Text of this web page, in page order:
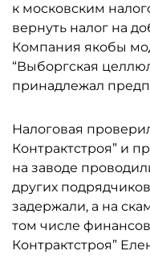
к московским
вернуть налог на
Компания якобы
“Выборгская
принадлежал
Налоговая
Контрактстроя” и
на заводе
других
задержали, а на
том числе
Контрактстроя”